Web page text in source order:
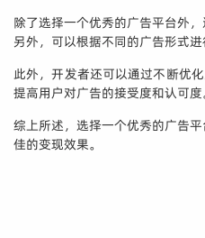
除了选择一个优秀的广告平台外
另外，可以根据不同的广告形式
此外，开发者还可以通过不断优
提高用户对广告的接受度和认可度
综上所述，选择一个优秀的广告
佳的变现效果。